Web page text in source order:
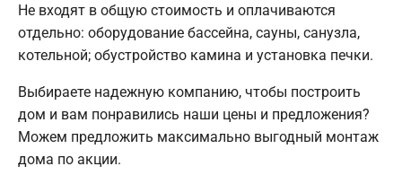
Не входят в общую стоимость и оплачиваются
отдельно: оборудование бассейна, сауны, санузла,
котельной; обустройство камина и установка печки.
Выбираете надежную компанию, чтобы построить
дом и вам понравились наши цены и предложения?
Можем предложить максимально выгодный монтаж
дома по акции.